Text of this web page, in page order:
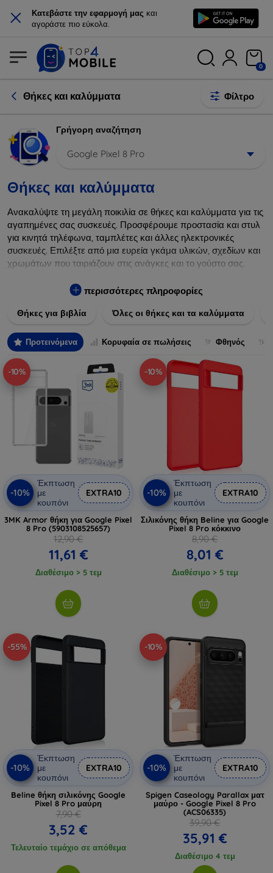
× Κατεβάστε την εφαρμογή μας και
αγοράστε πιο εύκολα.
0
Θήκες και καλύμματα Φίλτρο
Γρήγορη αναζήτηση
Google Pixel 8 Pro
Θήκες και καλύμματα
Ανακαλύψτε τη μεγάλη ποικιλία σε θήκες και καλύμματα για τις
αγαπημένες σας συσκευές. Προσφέρουμε προστασία και στυλ
για κινητά τηλέφωνα, ταμπλέτες και άλλες ηλεκτρονικές
συσκευές. Επιλέξτε από μια ευρεία γκάμα υλικών, σχεδίων και
χρωμάτων που ταιριάζουν στις ανάγκες και το γούστο σας.
πτώσεις και άλλες φθορές, ενώ παράλληλα δίνετε ένα
και τη διάρκεια ζωής των συσκευών σας με τις κορυφαίες
περισσότερες πληροφορίες
Θήκες για βιβλία Όλες οι θήκες και τα καλύμματα
Προτεινόμενα Κορυφαία σε πωλήσεις Φθηνός
-10%
-10%
Έκπτωση
με
κουπόνι
EXTRA10
3MK Armor θήκη για Google Pixel
8 Pro (5903108525657)
12,90 €
11,61 €
Διαθέσιμο > 5 τεμ
-10%
-10%
Έκπτωση
με
κουπόνι
EXTRA10
Σιλικόνης θήκη Beline για Google
Pixel 8 Pro κόκκινο
8,90 €
8,01 €
Διαθέσιμο > 5 τεμ
-55%
-10%
Έκπτωση
με
κουπόνι
EXTRA10
Beline θήκη σιλικόνης Google
Pixel 8 Pro μαύρη
7,90 €
3,52 €
Τελευταίο τεμάχιο σε απόθεμα
-10%
-10%
Έκπτωση
με
κουπόνι
EXTRA10
Spigen Caseology Parallax ματ
μαύρο - Google Pixel 8 Pro
(ACS06335)
39,90 €
35,91 €
Διαθέσιμο 4 τεμ